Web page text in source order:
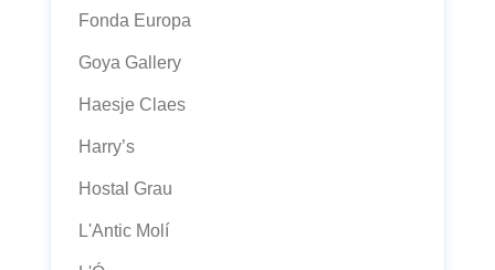
Fonda Europa
Goya Gallery
Haesje Claes
Harry’s
Hostal Grau
L'Antic Molí